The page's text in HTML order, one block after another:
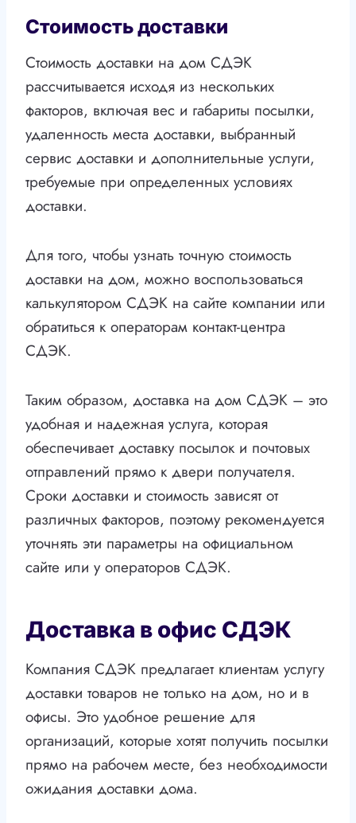
Стоимость доставки
Стоимость доставки на дом СДЭК
рассчитывается исходя из нескольких
факторов, включая вес и габариты посылки,
удаленность места доставки, выбранный
сервис доставки и дополнительные услуги,
требуемые при определенных условиях
доставки.
Для того, чтобы узнать точную стоимость
доставки на дом, можно воспользоваться
калькулятором СДЭК на сайте компании или
обратиться к операторам контакт-центра
СДЭК.
Таким образом, доставка на дом СДЭК – это
удобная и надежная услуга, которая
обеспечивает доставку посылок и почтовых
отправлений прямо к двери получателя.
Сроки доставки и стоимость зависят от
различных факторов, поэтому рекомендуется
уточнять эти параметры на официальном
сайте или у операторов СДЭК.
Доставка в офис СДЭК
Компания СДЭК предлагает клиентам услугу
доставки товаров не только на дом, но и в
офисы. Это удобное решение для
организаций, которые хотят получить посылки
прямо на рабочем месте, без необходимости
ожидания доставки дома.